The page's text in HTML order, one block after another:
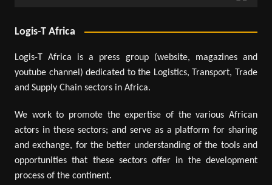
Logis-T Africa
Logis-T Africa is a press group (website, magazines and
youtube channel) dedicated to the Logistics, Transport, Trade
and Supply Chain sectors in Africa.
We work to promote the expertise of the various African
actors in these sectors; and serve as a platform for sharing
and exchange, for the better understanding of the tools and
opportunities that these sectors offer in the development
process of the continent.